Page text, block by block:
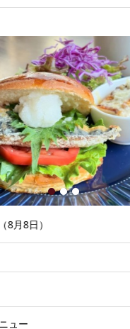
8月8日）
1 2 3
ュー